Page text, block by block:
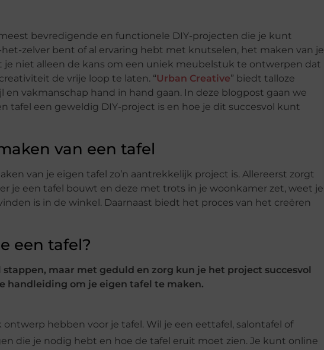
bevredigende en functionele DIY-projecten die je kunt
zelver bent of al ervaring hebt met knutselen, het maken van je
niet alleen de kans om een uniek meubelstuk te ontwerpen dat
de vrije loop te laten. “Urban Creative” biedt talloze
en vakmanschap hand in hand gaan. In deze blogpost gaan we
tafel een geweldig DIY-project is en hoe je dit succesvol kunt
van een tafel
van je eigen tafel zo’n aantrekkelijk project is. Allereerst zorgt
je een tafel bouwt en deze met trots in je woonkamer zet, weet je
is in de winkel. Daarnaast biedt het proces van het creëren
een tafel?
maar met geduld en zorg kun je het project succesvol
handleiding om je eigen tafel te maken.
hebben voor je tafel. Wil je een eettafel, salontafel of
die je nodig hebt en hoe de tafel eruit moet zien. Je kunt online